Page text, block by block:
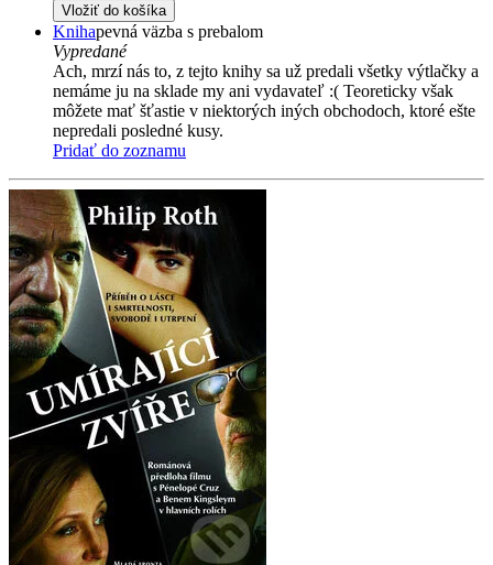
Vložiť do košíka
Knihapevná väzba s prebalom
Vypredané
Ach, mrzí nás to, z tejto knihy sa už predali všetky výtlačky a
nemáme ju na sklade my ani vydavateľ :( Teoreticky však
môžete mať šťastie v niektorých iných obchodoch, ktoré ešte
nepredali posledné kusy.
Pridať do zoznamu